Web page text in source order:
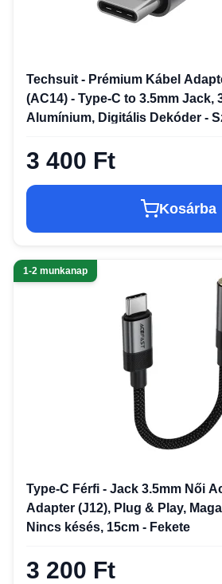
Techsuit - Prémium Kábel
(AC14) - Type-C to 3.5mm Jack,
Alumínium, Digitális Dekóder -
3 400 Ft
Kosárba
1-2 munkanap
Type-C Férfi - Jack 3.5mm Női
Adapter (J12), Plug & Play,
Nincs késés, 15cm - Fekete
3 200 Ft